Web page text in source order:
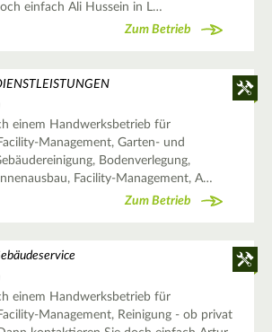
einfach Ali Hussein in L…
Zum Betrieb
einem Handwerksbetrieb für
Management, Garten- und
Bodenverlegung,
Facility-Management, A…
Zum Betrieb
einem Handwerksbetrieb für
Management, Reinigung - ob privat